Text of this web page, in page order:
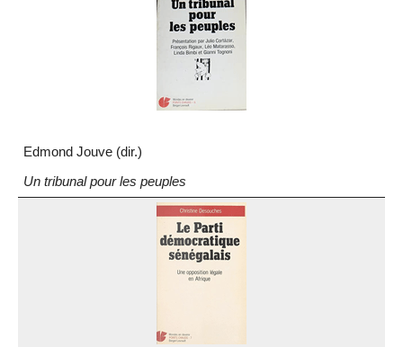
Edmond Jouve (dir.)
Un tribunal pour les peuples